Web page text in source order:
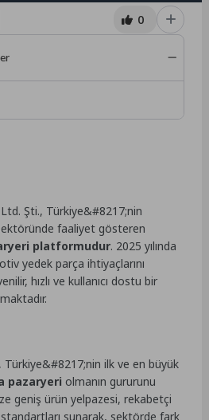
0
Şti., Türkiye&#8217;nin
faaliyet gösteren
platformudur. 2025 yılında
yedek parça ihtiyaçlarını
hızlı ve kullanıcı dostu bir
ilk ve en büyük
pazaryeri olmanın gururunu
geniş ürün yelpazesi, rekabetçi
sunarak, sektörde fark